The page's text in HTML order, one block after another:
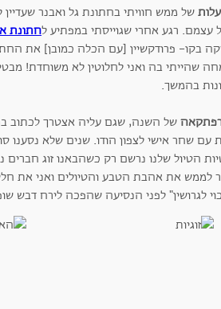
של ממש חוויתי בחתונת גל ואבנר
עצמם. רגע אחרי שגוייסתי במפתיע לחתונת
בקו- פרודקשיין [עם הכלה כמובן] את
שהייתי בה ואני לחלוטין לא משוחדת!
בהמשך.
של השנה, שגם עליה אצטרך לכתוב
עם שחר אישי לצפון הודו. שנים שלא נסענו
הטיול שלנו נרשם רק כשהבאנו זוג חברים
לממש את אהבת הטבע והטיולים ואני את
לגרושין" לפני הנסיעה שהפכה לירח דבש